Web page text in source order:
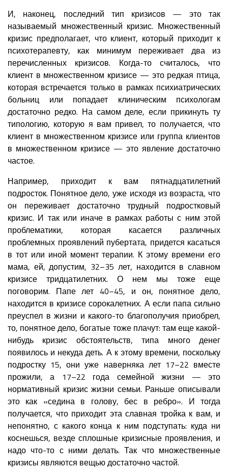
И, наконец, последний тип кризисов — это так
называемый множественный кризис. Множественный
кризис предполагает, что клиент, который приходит к
психотерапевту, как минимум переживает два из
перечисленных кризисов. Когда-то считалось, что
клиент в множественном кризисе — это редкая птица,
которая встречается только в рамках психиатрических
больниц или попадает клиническим психологам
достаточно редко. На самом деле, если прикинуть ту
типологию, которую я вам привел, то получается, что
клиент в множественном кризисе или группа клиентов
в множественном кризисе — это явление достаточно
частое.
Например, приходит к вам пятнадцатилетний
подросток. Понятное дело, уже исходя из возраста, что
он переживает достаточно трудный подростковый
кризис. И так или иначе в рамках работы с ним этой
проблематики, которая касается различных
проблемных проявлений пубертата, придется касаться
в тот или иной момент терапии. К этому времени его
мама, ей, допустим, 32–35 лет, находится в славном
кризисе тридцатилетних. О нем мы тоже еще
поговорим. Папе лет 40–45, и он, понятное дело,
находится в кризисе сорокалетних. А если папа сильно
преуспел в жизни и какого-то благополучия приобрел,
то, понятное дело, богатые тоже плачут: там еще какой-
нибудь кризис обстоятельств, типа много денег
появилось и некуда деть. А к этому времени, поскольку
подростку 15, они уже наверняка лет 17–22 вместе
прожили, а 17–22 года семейной жизни — это
нормативный кризис жизни семьи. Раньше описывали
это как «седина в голову, бес в ребро». И тогда
получается, что приходит эта славная тройка к вам, и
непонятно, с какого конца к ним подступать: куда ни
коснешься, везде сплошные кризисные проявления, и
надо что-то с ними делать. Так что множественные
кризисы являются вещью достаточно частой.